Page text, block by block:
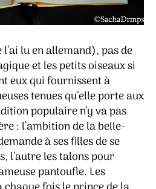
l’ai lu en allemand), pas de
et les petits oiseaux si
eux qui fournissent à
tenues qu’elle porte aux
populaire n’y va pas
: l’ambition de la belle-
à ses filles de se
l’autre les talons pour
pantoufle. Les